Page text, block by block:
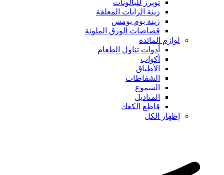
توبرز للبالونات
زينة الرايات المعلقة
زينة بوم بومس
قصاصات الورق الملونة
لوازم المائدة
أدوات تناول الطعام
أكواب
الأطباق
الشفاطات
الشموع
المناديل
قاطع الكعك
إظهار الكل